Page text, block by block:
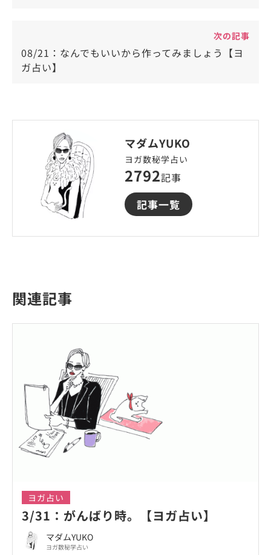
次の記事
08/21：なんでもいいから作ってみましょう【ヨ
ガ占い】
マダムYUKO
ヨガ数秘学占い
2792記事
記事一覧
関連記事
ヨガ占い
3/31：がんばり時。【ヨガ占い】
マダムYUKO
ヨガ数秘学占い